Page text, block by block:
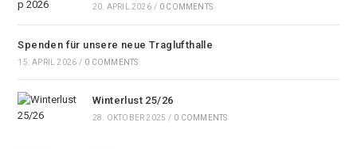
20. APRIL 2026 / 0 COMMENTS
Spenden für unsere neue Traglufthalle
15. APRIL 2026 / 0 COMMENTS
Winterlust 25/26
28. OKTOBER 2025 / 0 COMMENTS